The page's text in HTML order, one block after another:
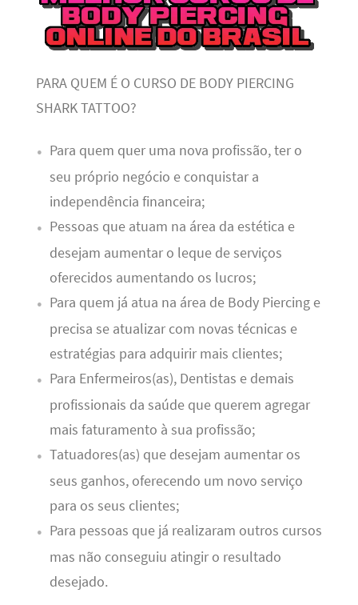
PARA QUEM É O CURSO DE BODY PIERCING
SHARK TATTOO?
Para quem quer uma nova profissão, ter o
seu próprio negócio e conquistar a
independência financeira;
Pessoas que atuam na área da estética e
desejam aumentar o leque de serviços
oferecidos aumentando os lucros;
Para quem já atua na área de Body Piercing e
precisa se atualizar com novas técnicas e
estratégias para adquirir mais clientes;
Para Enfermeiros(as), Dentistas e demais
profissionais da saúde que querem agregar
mais faturamento à sua profissão;
Tatuadores(as) que desejam aumentar os
seus ganhos, oferecendo um novo serviço
para os seus clientes;
Para pessoas que já realizaram outros cursos
mas não conseguiu atingir o resultado
desejado.